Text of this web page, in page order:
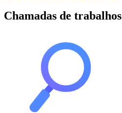
Chamadas de trabalhos